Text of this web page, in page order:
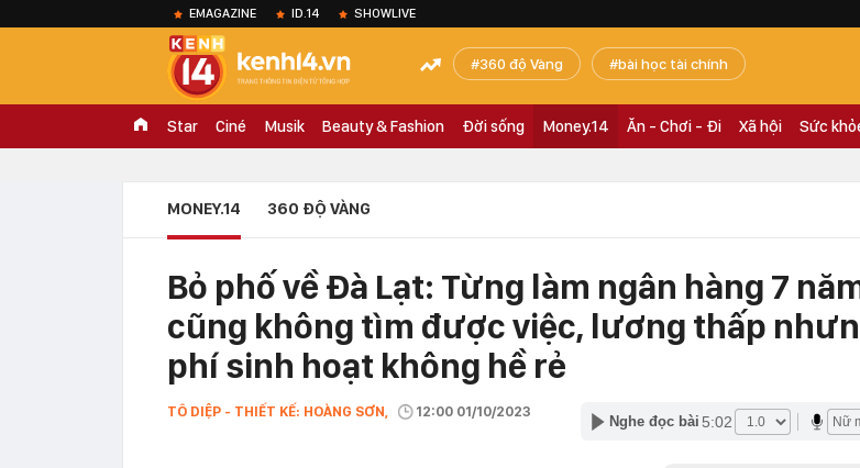
EMAGAZINE ID.14 SHOWLIVE
360 độ Vàng bài học tài chính
Star Ciné Musik Beauty & Fashion Đời sống Money.14 Ăn - Chơi - Đi Xã hội Sức
MONEY.14 360 ĐỘ VÀNG
Bỏ phố về Đà Lạt: Từng làm ngân hàng 7
cũng không tìm được việc, lương thấp
phí sinh hoạt không hề rẻ
TÔ DIỆP - THIẾT KẾ: HOÀNG SƠN, 12:00 01/10/2023
Nghe đọc bài 5:02